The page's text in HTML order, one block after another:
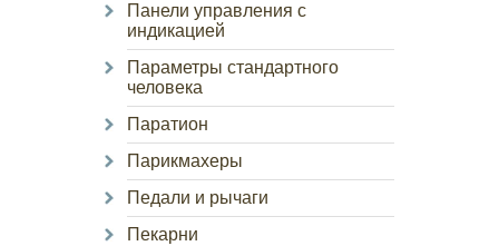
Панели управления с
индикацией
Параметры стандартного
человека
Паратион
Парикмахеры
Педали и рычаги
Пекарни